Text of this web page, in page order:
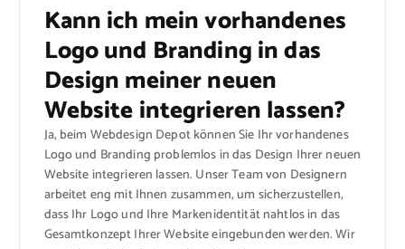
Kann ich mein vorhandenes
Logo und Branding in das
Design meiner neuen
Website integrieren lassen?
Ja, beim Webdesign Depot können Sie Ihr vorhandenes
Logo und Branding problemlos in das Design Ihrer neuen
Website integrieren lassen. Unser Team von Designern
arbeitet eng mit Ihnen zusammen, um sicherzustellen,
dass Ihr Logo und Ihre Markenidentität nahtlos in das
Gesamtkonzept Ihrer Website eingebunden werden. Wir